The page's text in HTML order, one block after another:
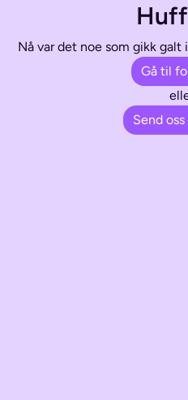
Nå var det noe som gikk galt
Gå til
Send